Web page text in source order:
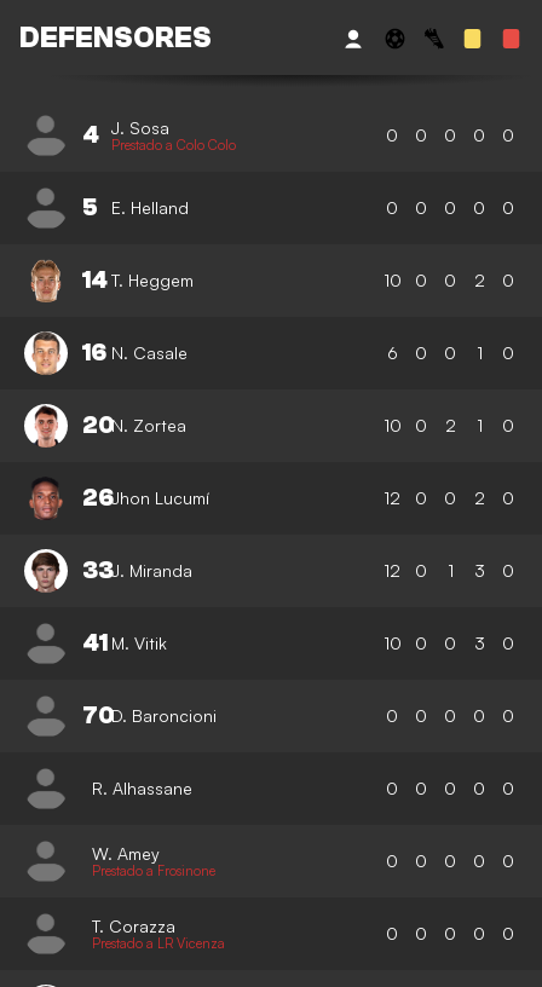
DEFENSORES
4 J. Sosa
Prestado a Colo Colo 0 0 0 0 0
5 E. Helland 0 0 0 0 0
14T. Heggem 10 0 0 2 0
16 N. Casale 6 0 0 1 0
20N. Zortea 10 0 2 1 0
26Jhon Lucumí 12 0 0 2 0
33J. Miranda 12 0 1 3 0
41 M. Vitik 10 0 0 3 0
70D. Baroncioni 0 0 0 0 0
R. Alhassane 0 0 0 0 0
W. Amey
Prestado a Frosinone 0 0 0 0 0
T. Corazza
Prestado a LR Vicenza 0 0 0 0 0